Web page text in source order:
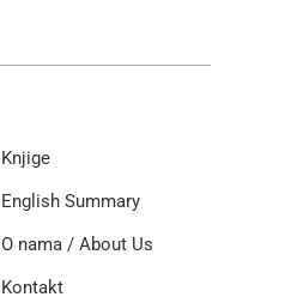
Knjige
English Summary
O nama / About Us
Kontakt